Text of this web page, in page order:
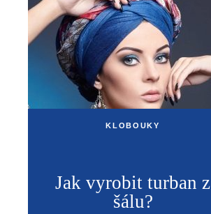
KLOBOUKY
Jak vyrobit turban z
šálu?